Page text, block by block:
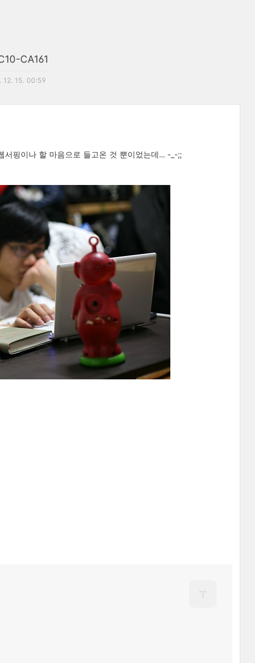
CA161
12. 15. 00:59
핑이나 할 마음으로 들고온 것 뿐이었는데... -_-;;